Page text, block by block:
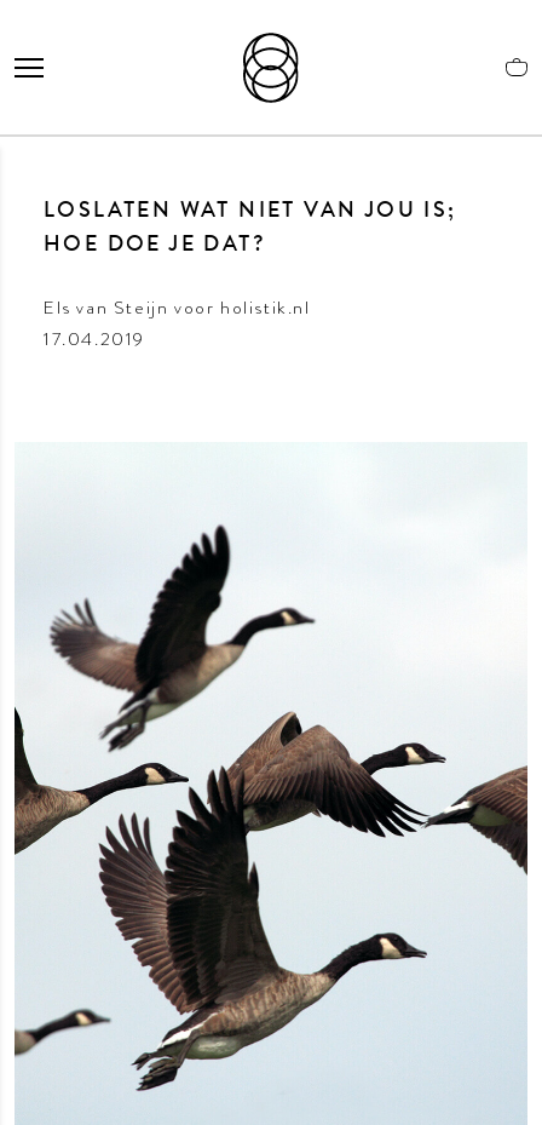
LOSLATEN WAT NIET VAN JOU IS;
HOE DOE JE DAT?
Els van Steijn voor holistik.nl
17.04.2019